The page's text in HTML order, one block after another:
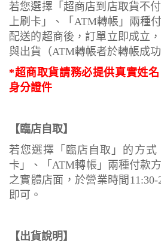
若您選擇「超商店到店取貨不
上刷卡」、「ATM轉帳」兩種
配送的超商後，訂單立即成立
與出貨（ATM轉帳者於轉帳成
*超商取貨請務必提供真實姓
身分證件
【臨店自取】
若您選擇「臨店自取」的方式
卡」、「ATM轉帳」兩種付款
之實體店面，於營業時間
即可。
【出貨說明】